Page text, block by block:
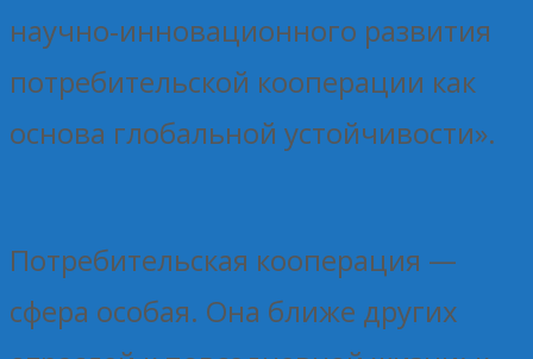
научно‑инновационного развития
потребительской кооперации как
основа глобальной устойчивости».
Потребительская кооперация —
сфера особая. Она ближе других